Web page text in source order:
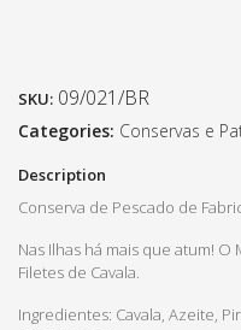
SKU: 09/021/BR
Categories: Conservas e
Description
Conserva de Pescado de
Nas Ilhas há mais que atum!
Filetes de Cavala.
Ingredientes: Cavala, Azeite,